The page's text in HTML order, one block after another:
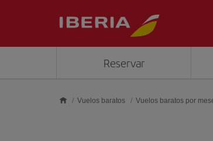
Reservar
Vuelos baratos Vuelos baratos por